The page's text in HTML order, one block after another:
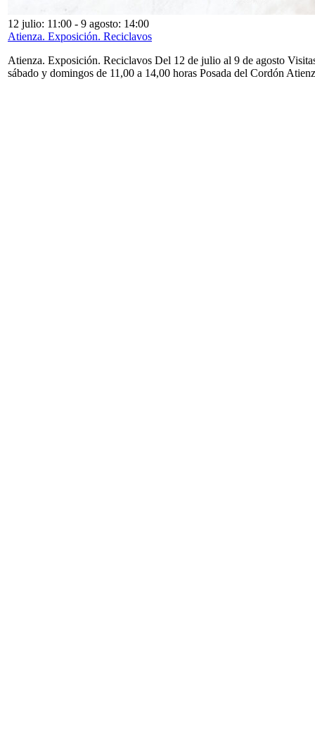
12 julio: 11:00 - 9 agosto: 14:00
Atienza. Exposición. Reciclavos
Atienza. Exposición. Reciclavos Del 12 de julio al 9 de agosto
sábado y domingos de 11,00 a 14,00 horas Posada del Cordón